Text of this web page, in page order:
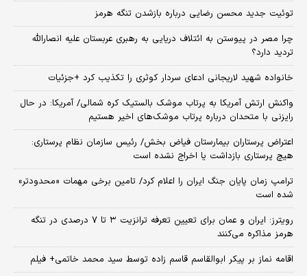
توئیت جدید محسن رضایی درباره بازشدن تنگه هرمز
چرا مصر در پیوستن به ائتلاف دریایی به رهبری عربستان علیه انصارالله
تردید دارد؟
خانواده شهید لاریجانی ادعای سردار کوثری را تکذیب کرد +جزئیات
واکنش ارتش آمریکا به پرتاب موشک بالستیک کره شمالی/ آمریکا: در حال
رایزنی با متحدان درباره پرتاب موشک‌های اخیر هستیم
اعتراض پرستاران بیمارستان فیاض بخش/ رئیس سازمان نظام پرستاری:
هیچ پرستاری بازداشت یا اخراج نشده است
ترامپ زمان پایان جنگ ایران را اعلام کرد/ تامین برخی مهمات «محدودتر»
شده است
رویترز: ایران و عمان برای تعیین تعرفه ترانزیت ۳ تا ۷ درصدی در تنگه
هرمز مذاکره می‌کنند
اقامه نماز بر پیکر ابوالقاسم قاسم زاده توسط سید محمد خاتمی+ فیلم